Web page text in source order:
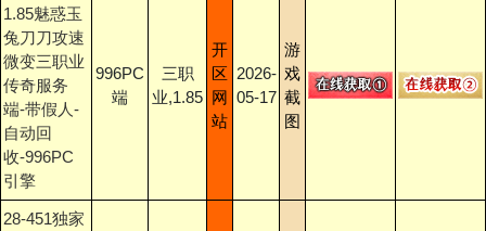
1.85魅惑玉
兔刀刀攻速
微变三职业
传奇服务
端-带假人-
自动回
收-996PC
引擎
996PC
端
三职
业,1.85
开
区
网
站
2026-
05-17
游
戏
截
图
28-451独家